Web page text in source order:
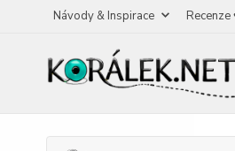
Návody & Inspirace Recenze